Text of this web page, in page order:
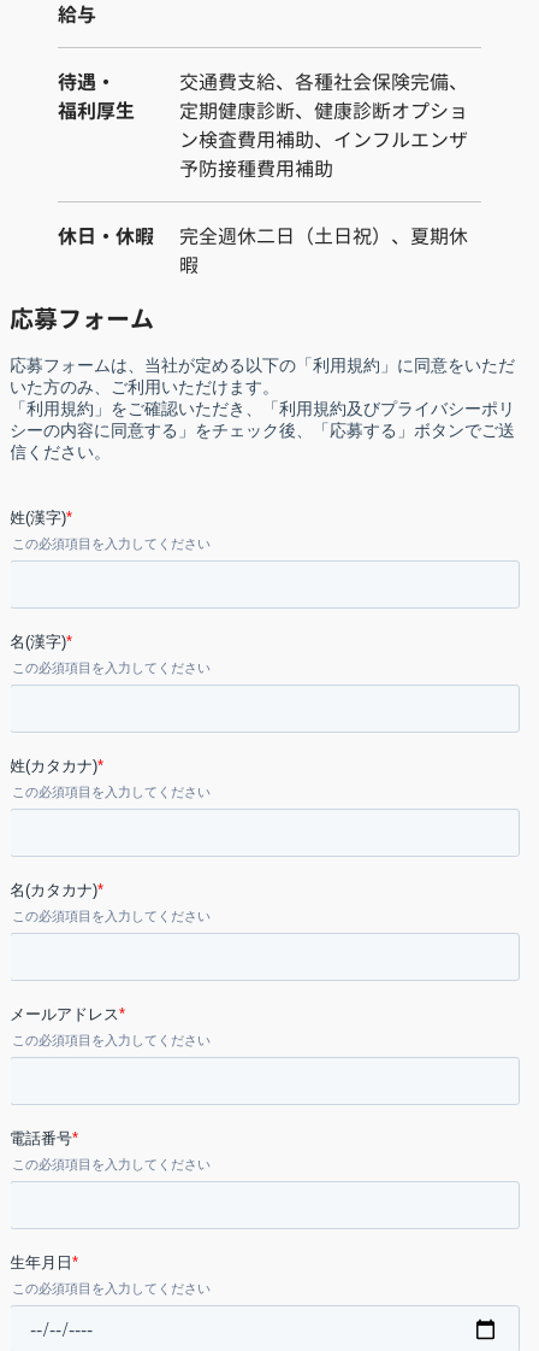
給与
待遇・
福利厚生
交通費支給、各種社会保険完備、
定期健康診断、健康診断オプショ
ン検査費用補助、インフルエンザ
予防接種費用補助
休日・休暇
完全週休二日（土日祝）、夏期休
暇
応募フォーム